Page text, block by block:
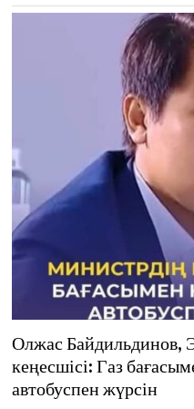
Олжас Байдильдинов,
кеңесшісі: Газ
автобуспен жүрсін